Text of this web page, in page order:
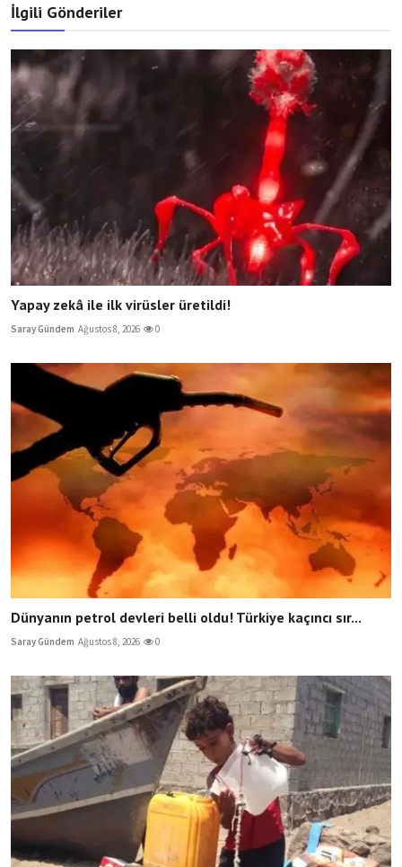
İlgili Gönderiler
Yapay zekâ ile ilk virüsler üretildi!
Saray Gündem Ağustos 8, 2026 0
Dünyanın petrol devleri belli oldu! Türkiye kaçıncı sır...
Saray Gündem Ağustos 8, 2026 0